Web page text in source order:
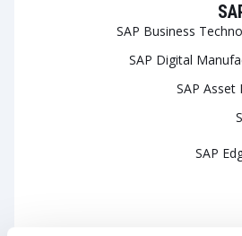
SAP Business
SAP Digital
SAP